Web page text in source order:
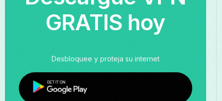
GRATIS hoy
Desbloquee y proteja su internet